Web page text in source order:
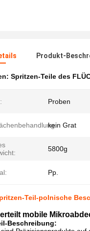
Produkt-
Spritzen-Teile des
Proben
kein Grat
5800g
Pp.
Teil-polnische
mobile
Beschreibung: